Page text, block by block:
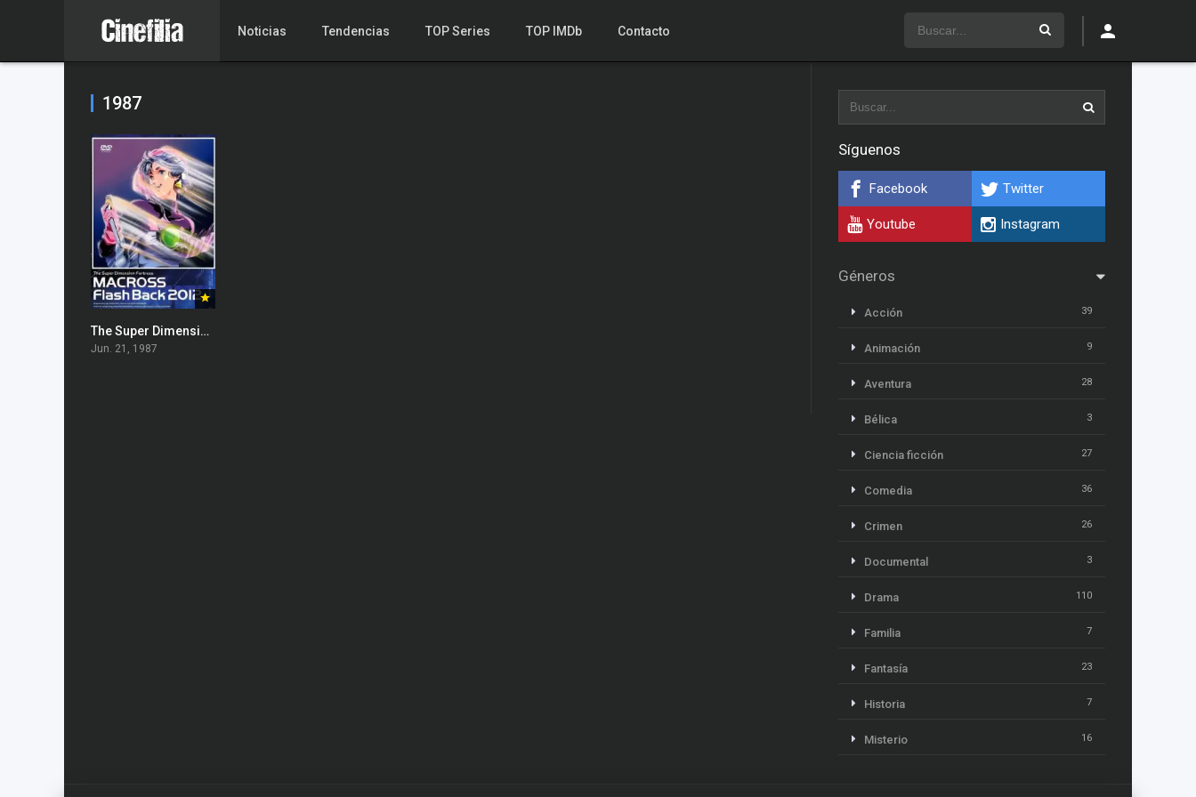
Noticias Tendencias TOP Series TOP IMDb Contacto
1987
The Super Dimension Fortress Macross: Flash Back 2012
Jun. 21, 1987
Síguenos
Facebook Twitter
Youtube Instagram
Géneros
Acción 39
Animación 9
Aventura 28
Bélica 3
Ciencia ficción 27
Comedia 36
Crimen 26
Documental 3
Drama 110
Familia 7
Fantasía 23
Historia 7
Misterio 16